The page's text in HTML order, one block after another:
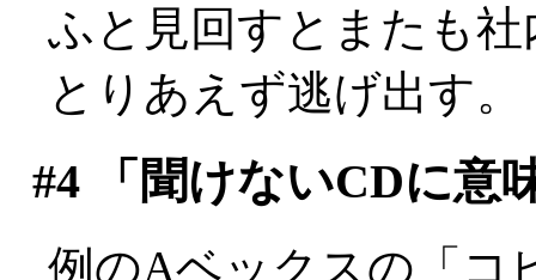
ふと見回すとまたも
とりあえず逃げ出す。
#4「聞けないCDに意
例のAベックスの「コ